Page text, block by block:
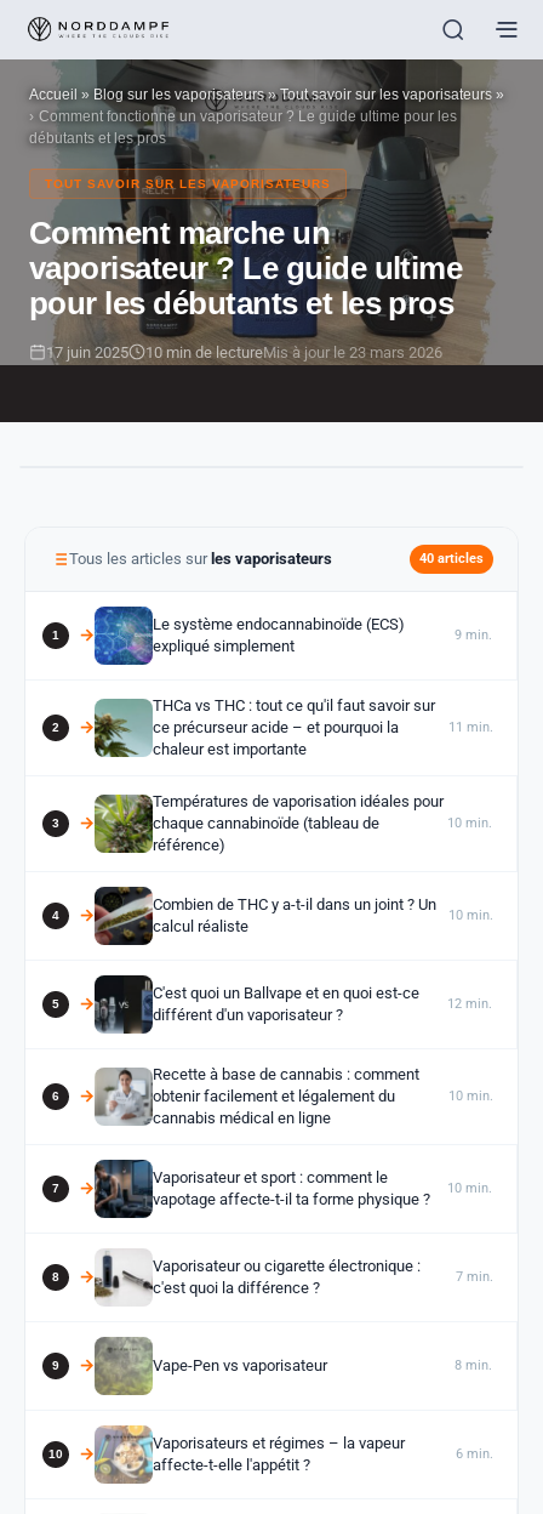
Accueil » Blog sur les vaporisateurs»Tout savoir sur les vaporisateurs »
Comment fonctionne un vaporisateur ? Le guide ultime pour les
débutants et les pros
TOUT SAVOIR SUR LES VAPORISATEURS
Comment marche un
vaporisateur ? Le guide ultime
pour les débutants et les pros
17 juin 2025 10 min de lectureMis à jour le 23 mars 2026
Tous les articles surles vaporisateurs 40 articles
Le système endocannabinoïde (ECS)
expliqué simplement
9 min.
THCa vs THC : tout ce qu'il faut savoir sur
ce précurseur acide – et pourquoi la
chaleur est importante
11 min.
Températures de vaporisation idéales pour
chaque cannabinoïde (tableau de
référence)
10 min.
Combien de THC y a-t-il dans un joint ? Un
calcul réaliste
10 min.
C'est quoi un Ballvape et en quoi est-ce
différent d'un vaporisateur ?
12 min.
Recette à base de cannabis : comment
obtenir facilement et légalement du
cannabis médical en ligne
10 min.
Vaporisateur et sport : comment le
vapotage affecte-t-il ta forme physique ?
10 min.
Vaporisateur ou cigarette électronique :
c'est quoi la différence ?
7 min.
Vape-Pen vs vaporisateur 8 min.
Vaporisateurs et régimes – la vapeur
affecte-t-elle l'appétit ?
6 min.